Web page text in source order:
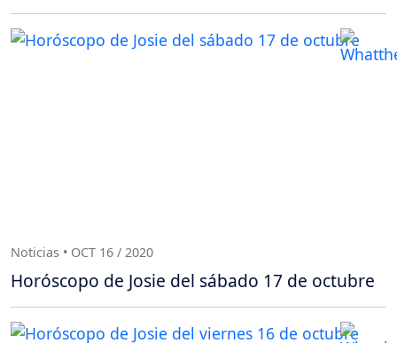
Noticias • OCT 16 / 2020
Horóscopo de Josie del sábado 17 de octubre